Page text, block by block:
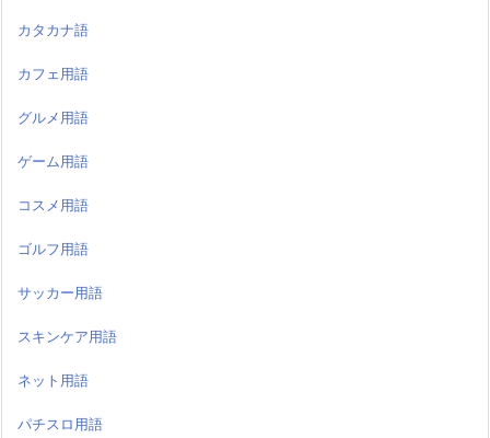
カタカナ語
カフェ用語
グルメ用語
ゲーム用語
コスメ用語
ゴルフ用語
サッカー用語
スキンケア用語
ネット用語
パチスロ用語